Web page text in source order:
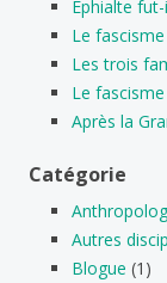
Éphialte
Le
Les trois
Le
Après la
Catégorie
Autres
Blogue (1)